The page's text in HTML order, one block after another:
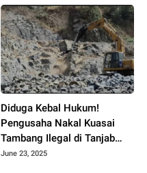
Diduga Kebal Hukum!
Pengusaha Nakal Kuasai
Tambang Ilegal di Tanjab
Barat, Negara Dirugikan,
June 23, 2025